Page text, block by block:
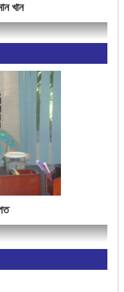
খান